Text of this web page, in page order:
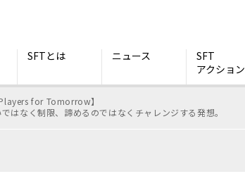
SFTとは ニュース
SFT
アクション
Players for Tomorrow】
はなく制限、諦めるのではなくチャレンジする発想。